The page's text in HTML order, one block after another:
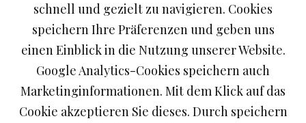
Menu
Shop-Home
schnell und gezielt zu navigieren. Cookies
speichern Ihre Präferenzen und geben uns
einen Einblick in die Nutzung unserer Website.
Google Analytics-Cookies speichern auch
Marketinginformationen. Mit dem Klick auf das
Cookie akzeptieren Sie dieses. Durch speichern